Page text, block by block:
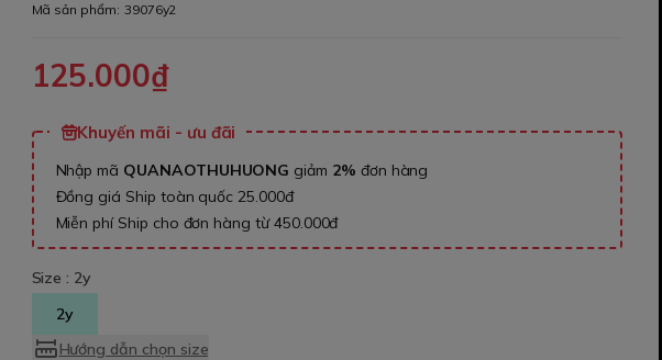
Mã sản phẩm: 39076y2
125.000₫
Khuyến mãi - ưu đãi
Nhập mã QUANAOTHUHUONG giảm 2% đơn hàng
Đồng giá Ship toàn quốc 25.000đ
Miễn phí Ship cho đơn hàng từ 450.000đ
Size : 2y
2y
Hướng dẫn chọn size